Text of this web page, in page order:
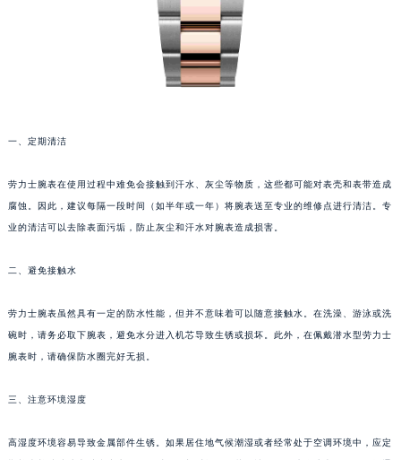
一、定期清洁
劳力士腕表在使用过程中难免会接触到汗水、灰尘等物质，这些都可能对表壳和表带造成
腐蚀。因此，建议每隔一段时间（如半年或一年）将腕表送至专业的维修点进行清洁。专
业的清洁可以去除表面污垢，防止灰尘和汗水对腕表造成损害。
二、避免接触水
劳力士腕表虽然具有一定的防水性能，但并不意味着可以随意接触水。在洗澡、游泳或洗
碗时，请务必取下腕表，避免水分进入机芯导致生锈或损坏。此外，在佩戴潜水型劳力士
腕表时，请确保防水圈完好无损。
三、注意环境湿度
高湿度环境容易导致金属部件生锈。如果居住地气候潮湿或者经常处于空调环境中，应定